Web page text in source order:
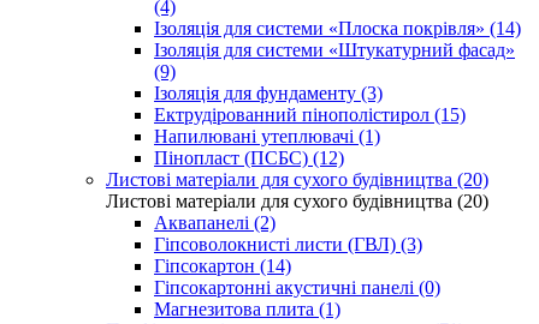
(4)
Ізоляція для системи «Плоска покрівля» (14)
Ізоляція для системи «Штукатурний фасад»
(9)
Ізоляція для фундаменту (3)
Ектрудірованний пінополістирол (15)
Напилювані утеплювачі (1)
Пінопласт (ПСБС) (12)
Листові матеріали для сухого будівництва (20)
Листові матеріали для сухого будівництва (20)
Аквапанелі (2)
Гіпсоволокнисті листи (ГВЛ) (3)
Гіпсокартон (14)
Гіпсокартонні акустичні панелі (0)
Магнезитова плита (1)